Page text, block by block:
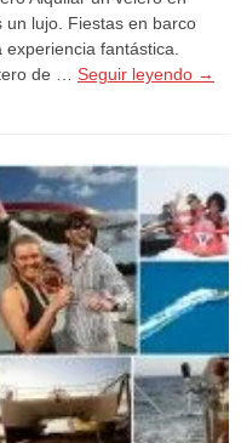
lujo. Fiestas en barco
fantástica.
de … Seguir leyendo →